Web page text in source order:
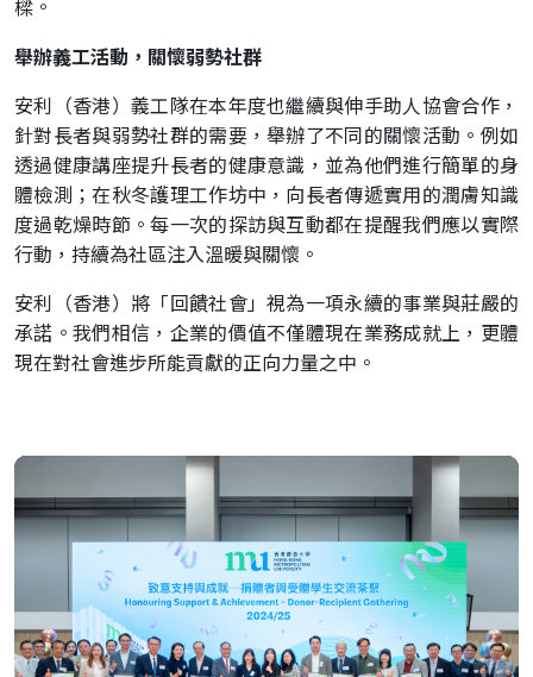
樑。
舉辦義工活動，關懷弱勢社群
安利（香港）義工隊在本年度也繼續與伸手助人協會合作，
針對長者與弱勢社群的需要，舉辦了不同的關懷活動。例如
透過健康講座提升長者的健康意識，並為他們進行簡單的身
體檢測；在秋冬護理工作坊中，向長者傳遞實用的潤膚知識
度過乾燥時節。每一次的探訪與互動都在提醒我們應以實際
行動，持續為社區注入溫暖與關懷。
安利（香港）將「回饋社會」視為一項永續的事業與莊嚴的
承諾。我們相信，企業的價值不僅體現在業務成就上，更體
現在對社會進步所能貢獻的正向力量之中。